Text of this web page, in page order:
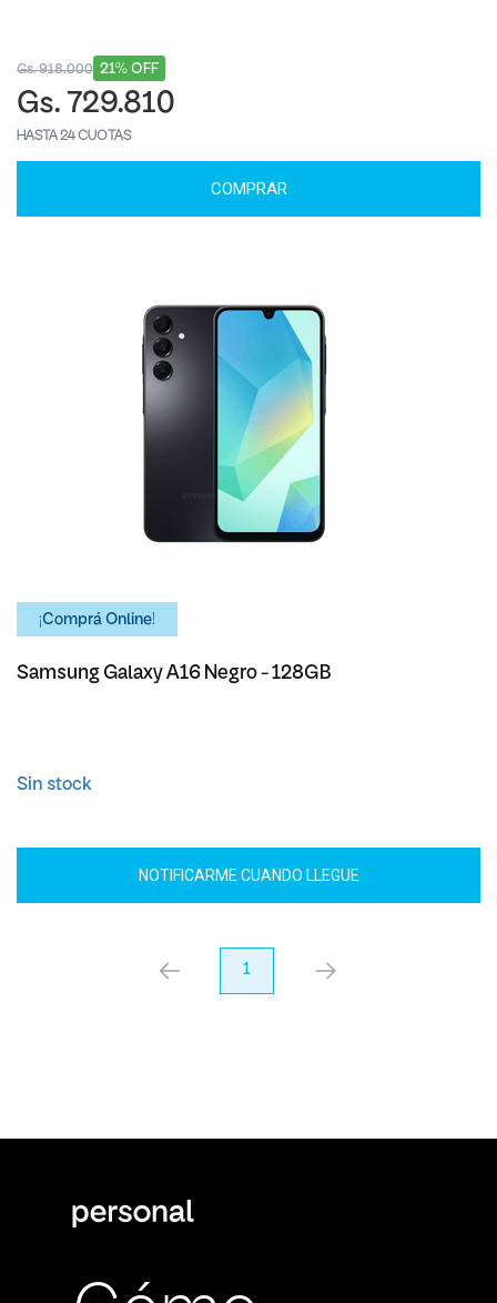
21% OFF
Gs. 918.000
Gs. 729.810
HASTA 24 CUOTAS
COMPRAR
¡Comprá Online!
Samsung Galaxy A16 Negro - 128GB
Sin stock
NOTIFICARME CUANDO LLEGUE
anterior 1 próximo